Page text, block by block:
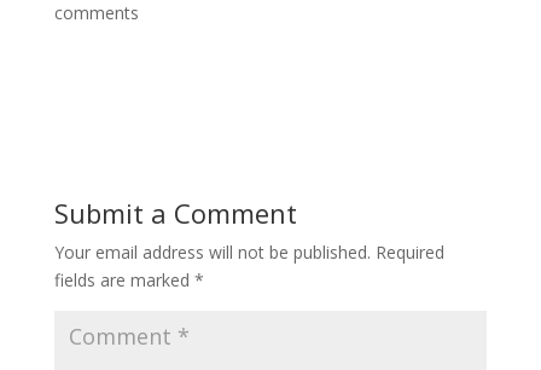
comments
Submit a Comment
Your email address will not be published. Required
fields are marked *